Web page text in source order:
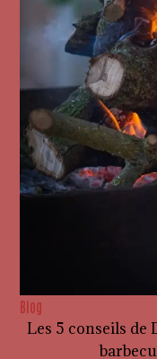
Blog
Les 5 conseils